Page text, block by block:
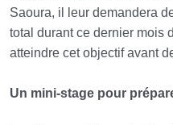
Saoura, il leur demandera
total durant ce dernier mois
atteindre cet objectif avant
Un mini-stage pour